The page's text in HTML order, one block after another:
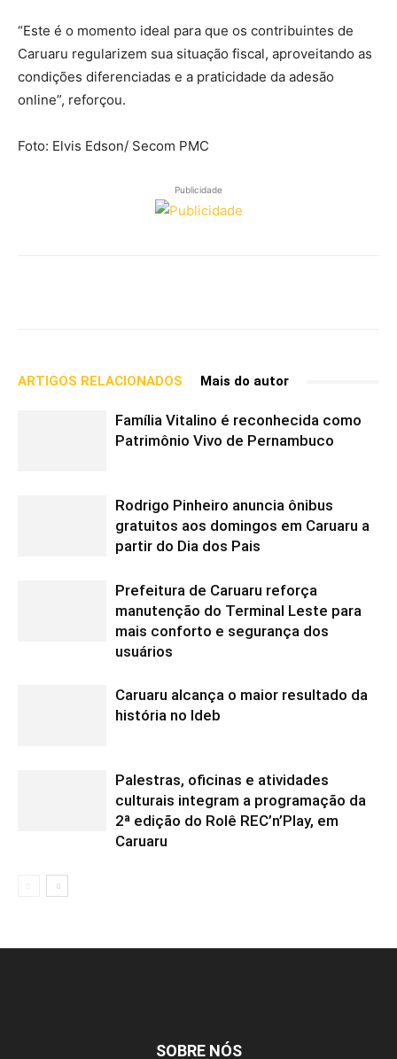
“Este é o momento ideal para que os contribuintes de
Caruaru regularizem sua situação fiscal, aproveitando as
condições diferenciadas e a praticidade da adesão
online”, reforçou.
Foto: Elvis Edson/ Secom PMC
Publicidade
ARTIGOS RELACIONADOS Mais do autor
Família Vitalino é reconhecida como
Patrimônio Vivo de Pernambuco
Rodrigo Pinheiro anuncia ônibus
gratuitos aos domingos em Caruaru a
partir do Dia dos Pais
Prefeitura de Caruaru reforça
manutenção do Terminal Leste para
mais conforto e segurança dos
usuários
Caruaru alcança o maior resultado da
história no Ideb
Palestras, oficinas e atividades
culturais integram a programação da
2ª edição do Rolê REC’n’Play, em
Caruaru
SOBRE NÓS